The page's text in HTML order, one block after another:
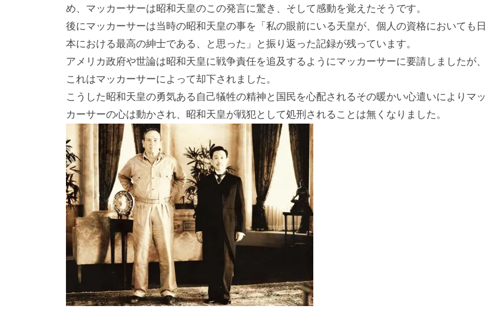
め、マッカーサーは昭和天皇のこの発言に驚き、そして感動を覚えたそうです。
後にマッカーサーは当時の昭和天皇の事を「私の眼前にいる天皇が、個人の資格においても日
本における最高の紳士である、と思った」と振り返った記録が残っています。
アメリカ政府や世論は昭和天皇に戦争責任を追及するようにマッカーサーに要請しましたが、
これはマッカーサーによって却下されました。
こうした昭和天皇の勇気ある自己犠牲の精神と国民を心配されるその暖かい心遣いによりマッ
カーサーの心は動かされ、昭和天皇が戦犯として処刑されることは無くなりました。